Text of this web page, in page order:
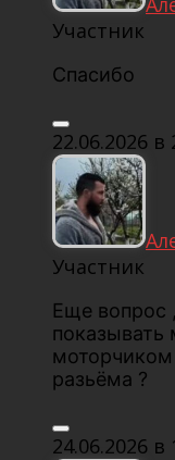
Участник
Спасибо
22.06.2026 в
Участник
Еще вопрос
разьёма ?
24.06.2026 в